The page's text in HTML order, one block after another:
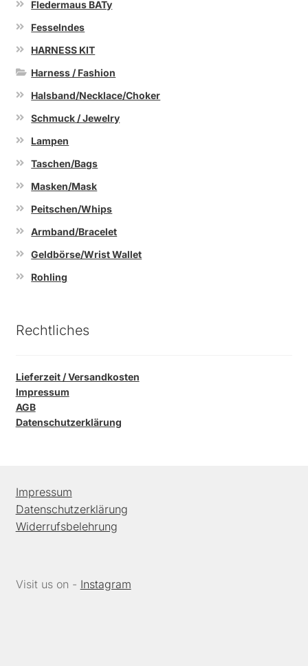
Fledermaus BATy
Fesselndes
HARNESS KIT
Harness / Fashion
Halsband/Necklace/Choker
Schmuck / Jewelry
Lampen
Taschen/Bags
Masken/Mask
Peitschen/Whips
Armband/Bracelet
Geldbörse/Wrist Wallet
Rohling
Rechtliches
Lieferzeit / Versandkosten
Impressum
AGB
Datenschutzerklärung
Impressum
Datenschutzerklärung
Widerrufsbelehrung
Visit us on - Instagram